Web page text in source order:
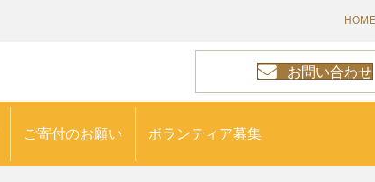
HOME
お問い合わせ
ご寄付のお願い ボランティア募集